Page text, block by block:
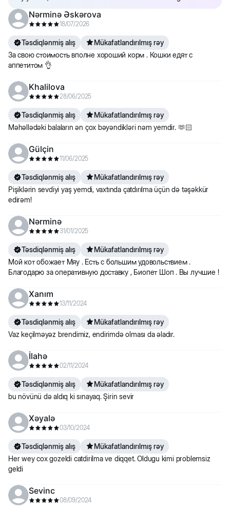
Nərminə Əskərova
18/07/2026
Təsdiqlənmiş alış
Mükafatlandırılmış rəy
За свою стоимость вполне хороший корм . Кошки едят с
аппетитом 👌
Khalilova
28/06/2025
Təsdiqlənmiş alış
Mükafatlandırılmış rəy
Məhəllədəki balaların ən çox bəyəndikləri nəm yemdir. 🫶🏻
Gülçin
11/06/2025
Təsdiqlənmiş alış
Mükafatlandırılmış rəy
Pişiklərin sevdiyi yaş yemdi, vaxtında çatdırılma üçün də təşəkkür
edirəm!
Nərminə
31/01/2025
Təsdiqlənmiş alış
Mükafatlandırılmış rəy
Мой кот обожает Мяу . Есть с большим удовольствием .
Благодарю за оперативную доставку , Биопет Шоп . Вы лучшие !
Xanım
13/11/2024
Təsdiqlənmiş alış
Mükafatlandırılmış rəy
Vaz keçilməyəz brendimiz, endirimdə olması da əladır.
İlahə
02/11/2024
Təsdiqlənmiş alış
Mükafatlandırılmış rəy
bu növünü də aldıq ki sınayaq. Şirin sevir
Xəyalə
03/10/2024
Təsdiqlənmiş alış
Mükafatlandırılmış rəy
Her wey cox gozeldi catdirilma ve diqqet. Oldugu kimi problemsiz
geldi
Sevinc
08/09/2024